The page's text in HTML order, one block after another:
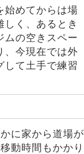
始めてからは場
しく、あるとき
ムの空きスペー
、今現在では外
して土手で練習
に家から道場
動時間もかか